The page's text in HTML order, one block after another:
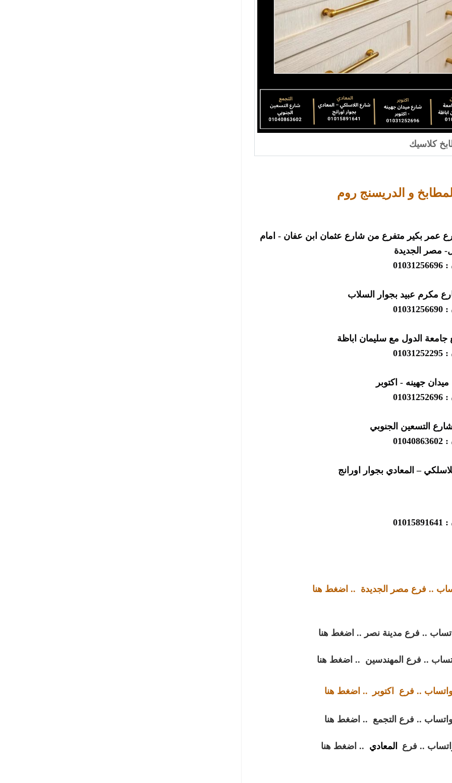
كلاسيك
و الدريسنج روم
: فرع مصر الجديدة : ٢٢ شارع عمر بكير متفرع من شارع عثمان ابن عفان - امام
مصر الجديدة
مكرم عبيد بجوار السلاب
الدول مع سليمان اباظة
جهينه - اكتوبر
التسعين الجنوبي
– المعادي بجوار اورانج
.. فرع مصر الجديدة .. اضغط هنا
.. فرع مدينة نصر .. اضغط هنا
.. فرع المهندسين .. اضغط هنا
.. فرع اكتوبر .. اضغط هنا
.. فرع التجمع .. اضغط هنا
.. فرع المعادي .. اضغط هنا